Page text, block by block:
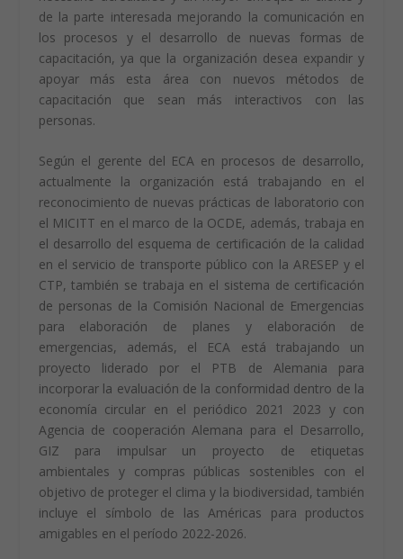
Fernando Vázquez, gerente de ECA, comentó que
cuentan con tres esquemas: el de huella de carbono,
un área de mayor divulgación y comprensión de la
acreditación en el país, que es muy importante que la
gente entienda que es la acreditación y para qué es
necesario acreditarse y un mayor enfoque al cliente y
de la parte interesada mejorando la comunicación en
los procesos y el desarrollo de nuevas formas de
capacitación, ya que la organización desea expandir y
apoyar más esta área con nuevos métodos de
capacitación que sean más interactivos con las
personas.
Según el gerente del ECA en procesos de desarrollo,
actualmente la organización está trabajando en el
reconocimiento de nuevas prácticas de laboratorio con
el MICITT en el marco de la OCDE, además, trabaja en
el desarrollo del esquema de certificación de la calidad
en el servicio de transporte público con la ARESEP y el
CTP, también se trabaja en el sistema de certificación
de personas de la Comisión Nacional de Emergencias
para elaboración de planes y elaboración de
emergencias, además, el ECA está trabajando un
proyecto liderado por el PTB de Alemania para
incorporar la evaluación de la conformidad dentro de la
economía circular en el periódico 2021 2023 y con